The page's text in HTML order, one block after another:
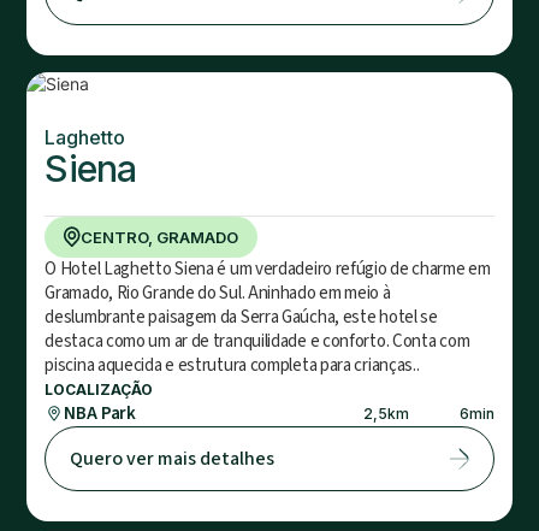
Laghetto
Siena
CENTRO, GRAMADO
O Hotel Laghetto Siena é um verdadeiro refúgio de charme em
Gramado, Rio Grande do Sul. Aninhado em meio à
deslumbrante paisagem da Serra Gaúcha, este hotel se
destaca como um ar de tranquilidade e conforto. Conta com
piscina aquecida e estrutura completa para crianças..
LOCALIZAÇÃO
NBA Park 2,5km 6min
Quero ver mais detalhes